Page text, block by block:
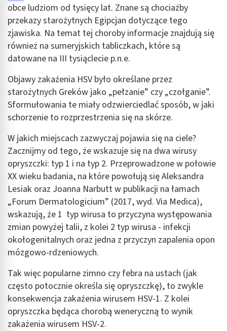
obce ludziom od tysięcy lat. Znane są chociażby
przekazy starożytnych Egipcjan dotyczące tego
zjawiska. Na temat tej choroby informacje znajdują się
również na sumeryjskich tabliczkach, które są
datowane na III tysiąclecie p.n.e.
Objawy zakażenia HSV było określane przez
starożytnych Greków jako „pełzanie” czy „czołganie”.
Sformułowania te miały odzwierciedlać sposób, w jaki
schorzenie to rozprzestrzenia się na skórze.
W jakich miejscach zazwyczaj pojawia się na ciele?
Zacznijmy od tego, że wskazuje się na dwa wirusy
opryszczki: typ 1 i na typ 2. Przeprowadzone w połowie
XX wieku badania, na które powołują się Aleksandra
Lesiak oraz Joanna Narbutt w publikacji na łamach
„Forum Dermatologicium” (2017, wyd. Via Medica),
wskazują, że 1 typ wirusa to przyczyna występowania
zmian powyżej talii, z kolei 2 typ wirusa - infekcji
okołogenitalnych oraz jedna z przyczyn zapalenia opon
mózgowo-rdzeniowych.
Tak więc popularne zimno czy febra na ustach (jak
często potocznie określa się opryszczkę), to zwykle
konsekwencja zakażenia wirusem HSV-1. Z kolei
opryszczka będąca chorobą weneryczną to wynik
zakażenia wirusem HSV-2.